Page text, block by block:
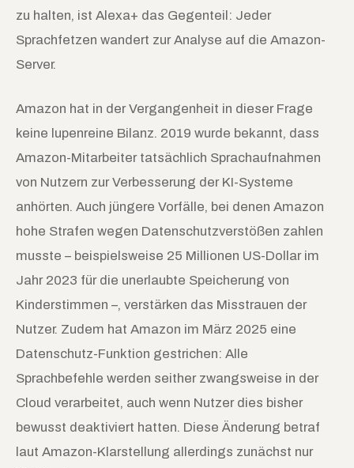
zu halten, ist Alexa+ das Gegenteil: Jeder
Sprachfetzen wandert zur Analyse auf die Amazon-
Server.
Amazon hat in der Vergangenheit in dieser Frage
keine lupenreine Bilanz. 2019 wurde bekannt, dass
Amazon-Mitarbeiter tatsächlich Sprachaufnahmen
von Nutzern zur Verbesserung der KI-Systeme
anhörten. Auch jüngere Vorfälle, bei denen Amazon
hohe Strafen wegen Datenschutzverstößen zahlen
musste – beispielsweise 25 Millionen US-Dollar im
Jahr 2023 für die unerlaubte Speicherung von
Kinderstimmen –, verstärken das Misstrauen der
Nutzer. Zudem hat Amazon im März 2025 eine
Datenschutz-Funktion gestrichen: Alle
Sprachbefehle werden seither zwangsweise in der
Cloud verarbeitet, auch wenn Nutzer dies bisher
bewusst deaktiviert hatten. Diese Änderung betraf
laut Amazon-Klarstellung allerdings zunächst nur